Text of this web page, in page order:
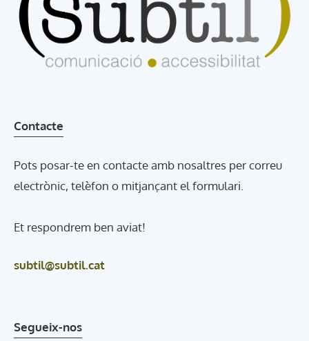
Contacte
Pots posar-te en contacte amb nosaltres per correu
electrònic, telèfon o mitjançant el formulari.
Et respondrem ben aviat!
subtil@subtil.cat
Segueix-nos